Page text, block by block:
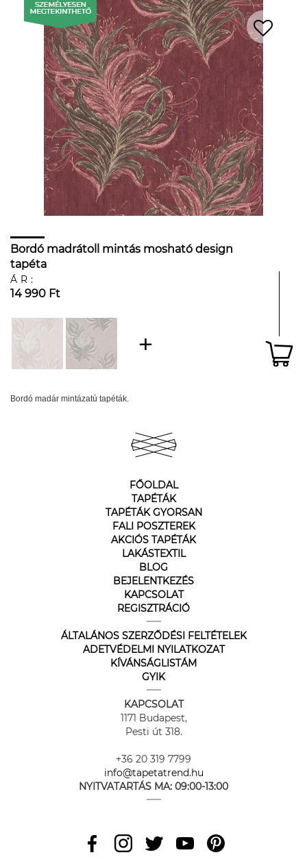
Bordó madrátoll mintás mosható design
tapéta
ÁR:
14 990 Ft
Bordó madár mintázatú tapéták.
FŐOLDAL
TAPÉTÁK
TAPÉTÁK GYORSAN
FALI POSZTEREK
AKCIÓS TAPÉTÁK
LAKÁSTEXTIL
BLOG
BEJELENTKEZÉS
KAPCSOLAT
REGISZTRÁCIÓ
ÁLTALÁNOS SZERZŐDÉSI FELTÉTELEK
ADETVÉDELMI NYILATKOZAT
KÍVÁNSÁGLISTÁM
GYIK
KAPCSOLAT
1171 Budapest,
Pesti út 318.
+36 20 319 7799
info@tapetatrend.hu
NYITVATARTÁS MA: 09:00-13:00